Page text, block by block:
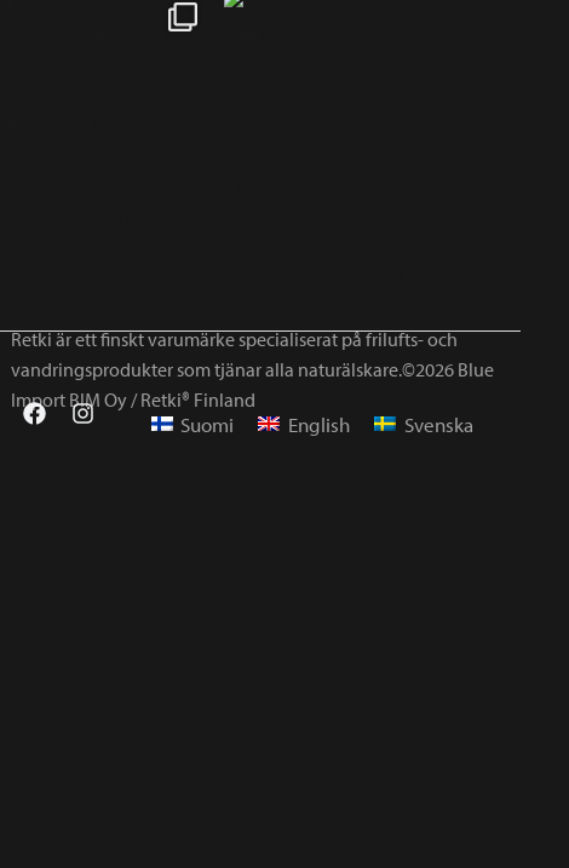
Retki är ett finskt varumärke specialiserat på frilufts- och
vandringsprodukter som tjänar alla naturälskare.©2026 Blue
Import BIM Oy / Retki® Finland
Suomi English Svenska